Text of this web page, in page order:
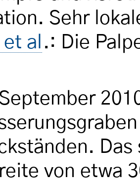
Sehr
al .: Die
von etwa